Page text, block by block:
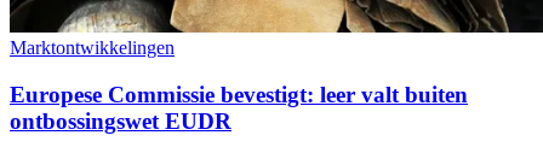
Marktontwikkelingen
Europese Commissie bevestigt: leer valt buiten
ontbossingswet EUDR